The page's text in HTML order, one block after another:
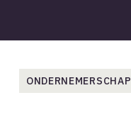
ONDERNEMERSCHAP